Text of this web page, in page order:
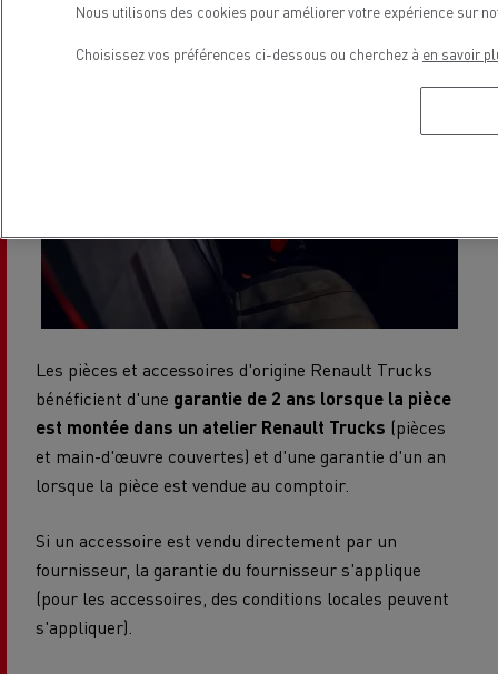
Les pièces et accessoires d'origine Renault Trucks
bénéficient d'une garantie de 2 ans lorsque la pièce
est montée dans un atelier Renault Trucks (pièces
et main-d'œuvre couvertes) et d'une garantie d'un an
lorsque la pièce est vendue au comptoir.
Si un accessoire est vendu directement par un
fournisseur, la garantie du fournisseur s'applique
(pour les accessoires, des conditions locales peuvent
s'appliquer).
Nous utilisons des cookies pour améliorer votre expérience sur
Choisissez vos préférences ci-dessous ou cherchez à en savoir